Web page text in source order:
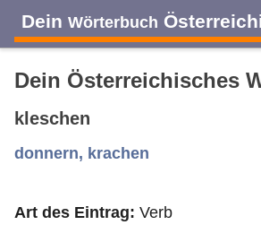
Dein Wörterbuch
A B C D
J K L M
Dein Österreichisches
kleschen
donnern, krachen
Art des Eintrag: Verb